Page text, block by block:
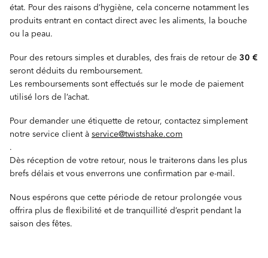
état. Pour des raisons d’hygiène, cela concerne notamment les
produits entrant en contact direct avec les aliments, la bouche
ou la peau.
Pour des retours simples et durables, des frais de retour de 30 €
seront déduits du remboursement.
Les remboursements sont effectués sur le mode de paiement
utilisé lors de l’achat.
Pour demander une étiquette de retour, contactez simplement
notre service client à service@twistshake.com
.
Dès réception de votre retour, nous le traiterons dans les plus
brefs délais et vous enverrons une confirmation par e-mail.
Nous espérons que cette période de retour prolongée vous
offrira plus de flexibilité et de tranquillité d’esprit pendant la
saison des fêtes.